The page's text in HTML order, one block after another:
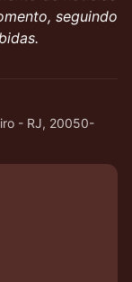
seguindo
- RJ, 20050-